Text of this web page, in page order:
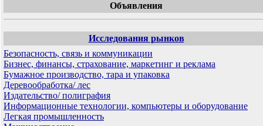
Объявления
Исследования рынков
Безопасность, связь и коммуникации
Бизнес, финансы, страхование, маркетинг и реклама
Бумажное производство, тара и упаковка
Деревообработка/ лес
Издательство/ полиграфия
Информационные технологии, компьютеры и оборудование
Легкая промышленность